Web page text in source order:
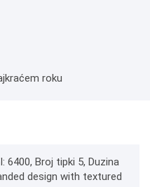
roku
6400, Broj tipki 5, Duzina
design with textured